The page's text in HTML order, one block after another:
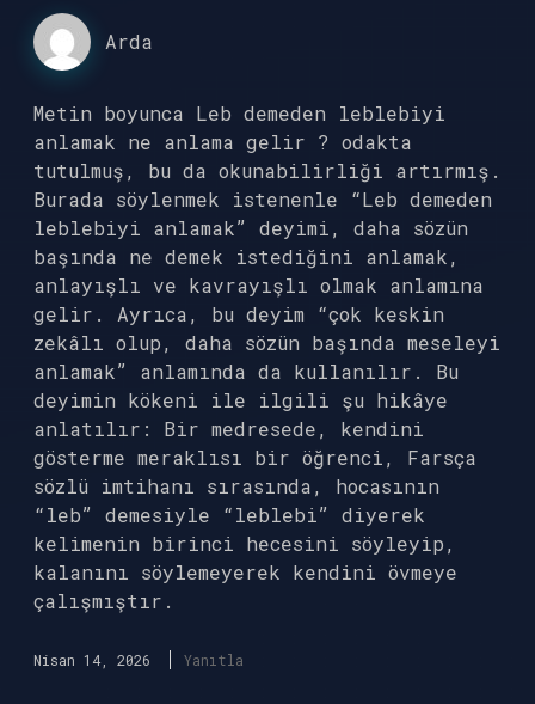
Arda
Metin boyunca Leb demeden leblebiyi
anlamak ne anlama gelir ? odakta
tutulmuş, bu da okunabilirliği artırmış.
Burada söylenmek istenenle “Leb demeden
leblebiyi anlamak” deyimi, daha sözün
başında ne demek istediğini anlamak,
anlayışlı ve kavrayışlı olmak anlamına
gelir. Ayrıca, bu deyim “çok keskin
zekâlı olup, daha sözün başında meseleyi
anlamak” anlamında da kullanılır. Bu
deyimin kökeni ile ilgili şu hikâye
anlatılır: Bir medresede, kendini
gösterme meraklısı bir öğrenci, Farsça
sözlü imtihanı sırasında, hocasının
“leb” demesiyle “leblebi” diyerek
kelimenin birinci hecesini söyleyip,
kalanını söylemeyerek kendini övmeye
çalışmıştır.
Nisan 14, 2026 Yanıtla